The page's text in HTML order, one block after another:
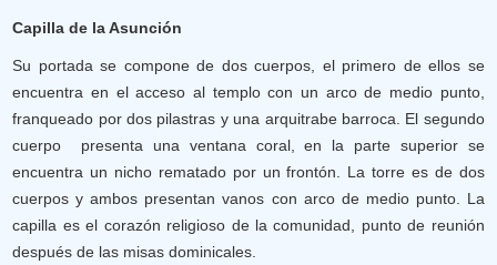
Capilla de la Asunción
Su portada se compone de dos cuerpos, el primero de ellos se
encuentra en el acceso al templo con un arco de medio punto,
franqueado por dos pilastras y una arquitrabe barroca. El segundo
cuerpo presenta una ventana coral, en la parte superior se
encuentra un nicho rematado por un frontón. La torre es de dos
cuerpos y ambos presentan vanos con arco de medio punto. La
capilla es el corazón religioso de la comunidad, punto de reunión
después de las misas dominicales.